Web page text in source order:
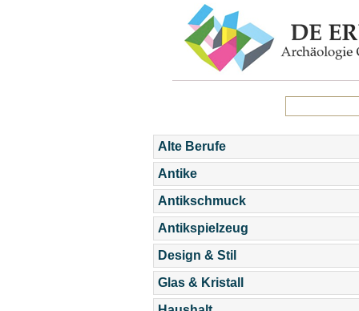
Alte Berufe
Antike
Antikschmuck
Antikspielzeug
Design & Stil
Glas & Kristall